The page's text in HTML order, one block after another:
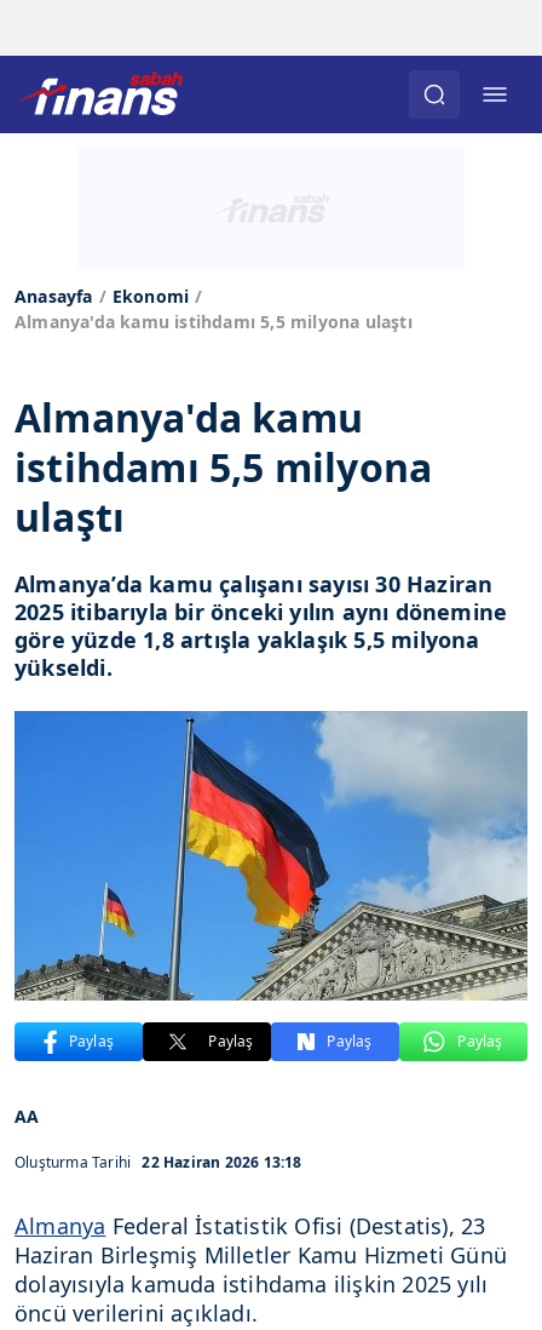
Anasayfa
Ekonomi
Almanya'da kamu istihdamı 5,5 milyona ulaştı
Almanya'da kamu
istihdamı 5,5 milyona
ulaştı
Almanya’da kamu çalışanı sayısı 30 Haziran
2025 itibarıyla bir önceki yılın aynı dönemine
göre yüzde 1,8 artışla yaklaşık 5,5 milyona
yükseldi.
Paylaş Paylaş Paylaş Paylaş
AA
Oluşturma Tarihi 22 Haziran 2026 13:18
Almanya Federal İstatistik Ofisi (Destatis), 23
Haziran Birleşmiş Milletler Kamu Hizmeti Günü
dolayısıyla kamuda istihdama ilişkin 2025 yılı
öncü verilerini açıkladı.